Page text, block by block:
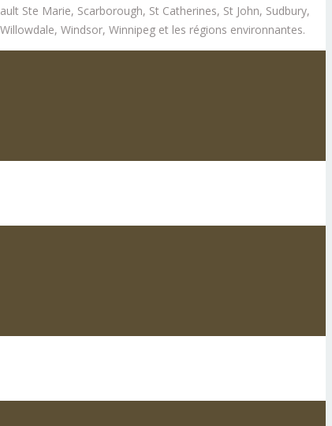
Ste Marie, Scarborough, St Catherines, St John, Sudbury,
Windsor, Winnipeg et les régions environnantes.